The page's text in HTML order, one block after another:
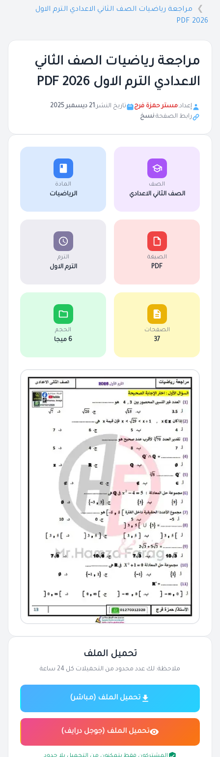
مراجعة رياضيات الصف الثاني الاعدادي الترم الاول
2026 PDF
مراجعة رياضيات الصف الثاني
الاعدادي الترم الاول 2026 PDF
إعداد:مستر حمزة فرج تاريخ النشر:21 ديسمبر 2025
رابط الصفحة:نسخ
الصف
الصف الثاني الاعدادي
المادة
الرياضيات
الصيغة
PDF
الترم
الترم الاول
الصفحات
37
الحجم
6 ميجا
تحميل الملف
ملاحظة: لك عدد محدود من التحميلات كل 24 ساعة
تحميل الملف (مباشر)
تحميل الملف (جوجل درايف)